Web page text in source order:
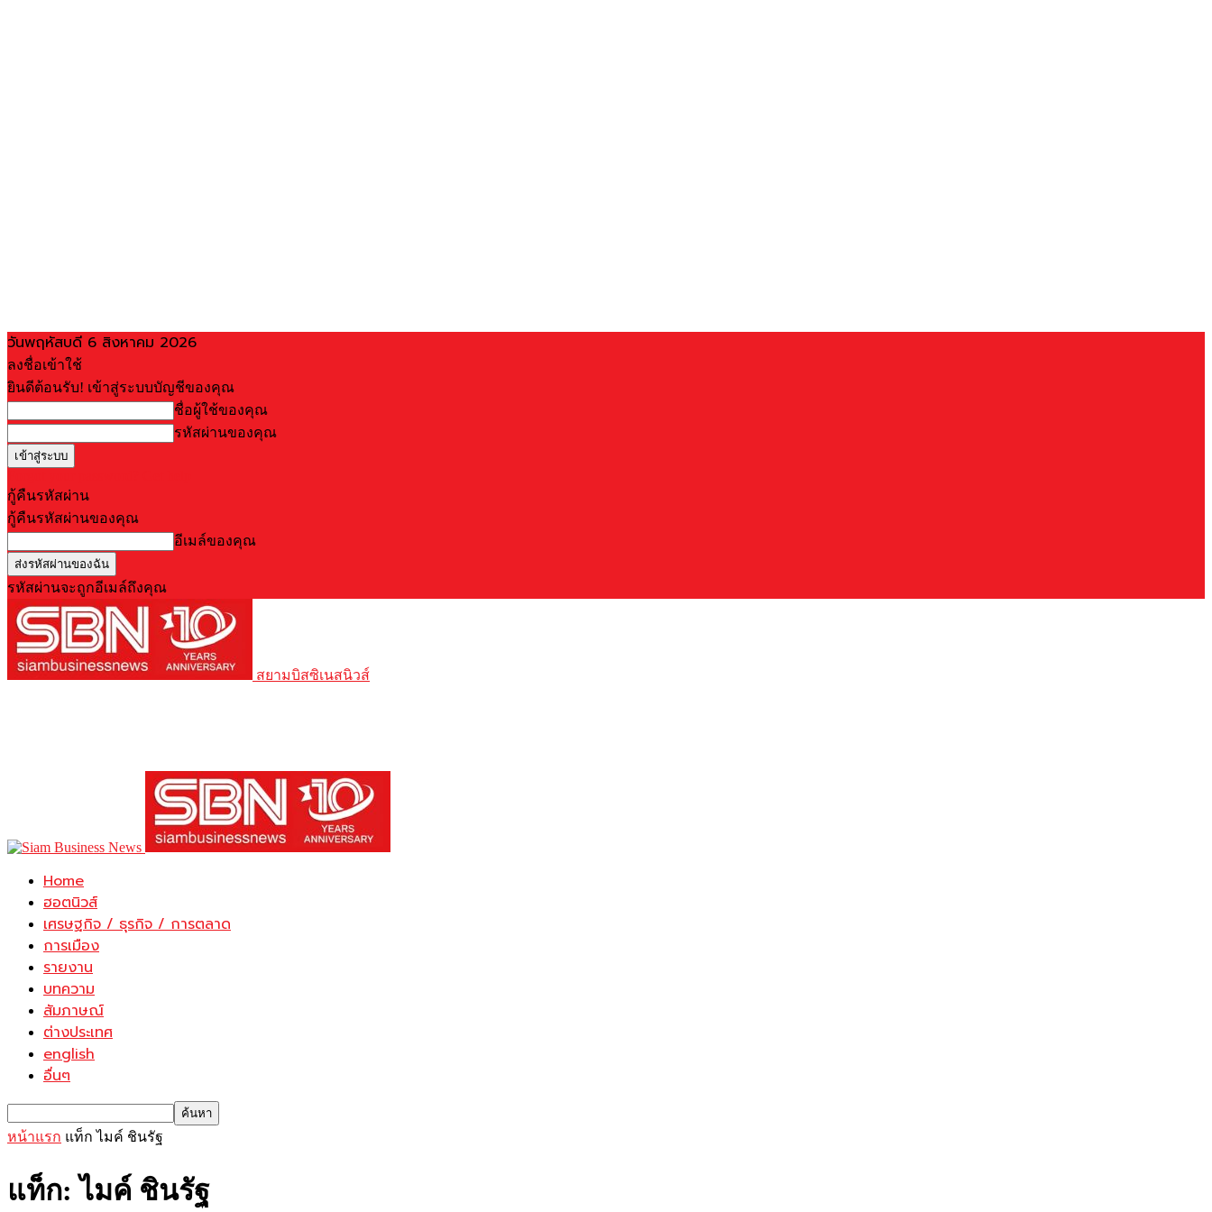
วันพฤหัสบดี 6 สิงหาคม 2026
ลงชื่อเข้าใช้
ยินดีต้อนรับ! เข้าสู่ระบบบัญชีของคุณ
ชื่อผู้ใช้ของคุณ
รหัสผ่านของคุณ
กู้คืนรหัสผ่าน
กู้คืนรหัสผ่านของคุณ
อีเมล์ของคุณ
รหัสผ่านจะถูกอีเมล์ถึงคุณ
สยามบิสซิเนสนิวส์
Home
ฮอตนิวส์
เศรษฐกิจ / ธุรกิจ / การตลาด
การเมือง
รายงาน
บทความ
สัมภาษณ์
ต่างประเทศ
english
อื่นๆ
หน้าแรก แท็ก ไมค์ ชินรัฐ
แท็ก: ไมค์ ชินรัฐ